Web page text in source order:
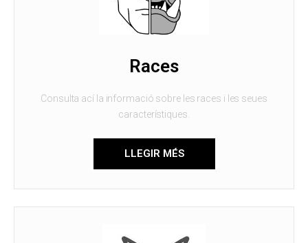
Races
Consulta ací la informació sobre les races i les seues
característiques.
LLEGIR MÉS